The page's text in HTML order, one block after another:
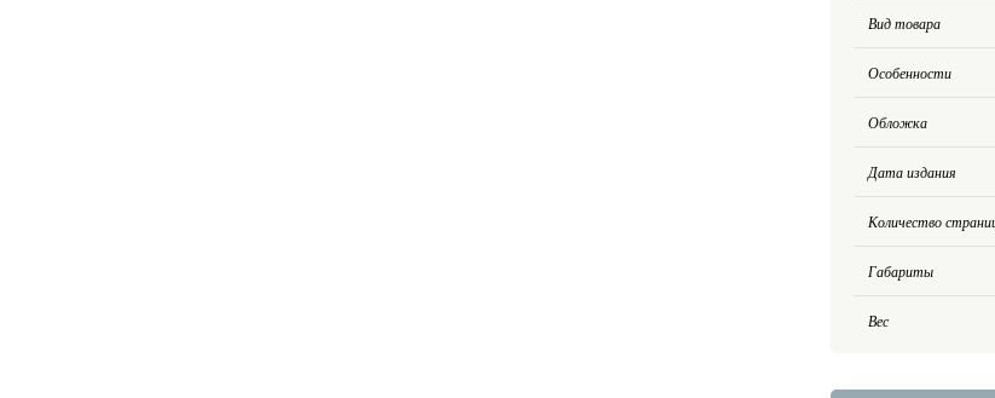
Вид товара
Особенности
Обложка
Дата издания
Количество
Габариты
Вес